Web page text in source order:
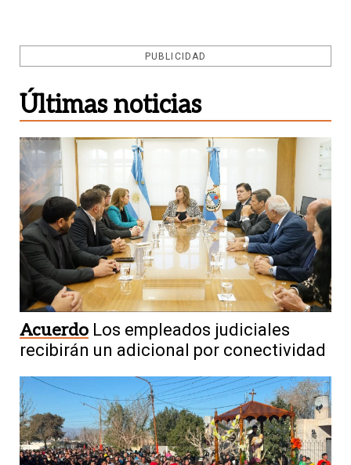
PUBLICIDAD
Últimas noticias
Acuerdo Los empleados judiciales
recibirán un adicional por conectividad